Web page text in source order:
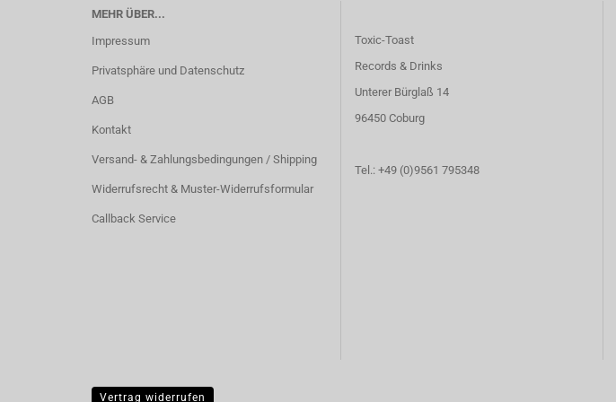
MEHR ÜBER...
Impressum
Privatsphäre und Datenschutz
AGB
Kontakt
Versand- & Zahlungsbedingungen / Shipping
Widerrufsrecht & Muster-Widerrufsformular
Callback Service
Toxic-Toast
Records & Drinks
Unterer Bürglaß 14
96450 Coburg
Tel.: +49 (0)9561 795348
Vertrag widerrufen